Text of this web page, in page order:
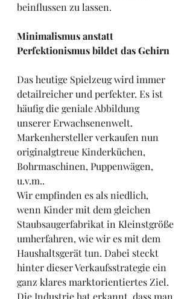
beinflussen zu lassen.
Minimalismus anstatt
Perfektionismus bildet das Gehirn
Das heutige Spielzeug wird immer
detailreicher und perfekter. Es ist
häufig die geniale Abbildung
unserer Erwachsenenwelt.
Markenhersteller verkaufen nun
originalgtreue Kinderküchen,
Bohrmaschinen, Puppenwägen,
u.v.m..
Wir empfinden es als niedlich,
wenn Kinder mit dem gleichen
Staubsaugerfabrikat in Kleinstgröße
umherfahren, wie wir es mit dem
Haushaltsgerät tun. Dabei steckt
hinter dieser Verkaufsstrategie ein
ganz klares marktorientiertes Ziel.
Die Industrie hat erkannt, dass man